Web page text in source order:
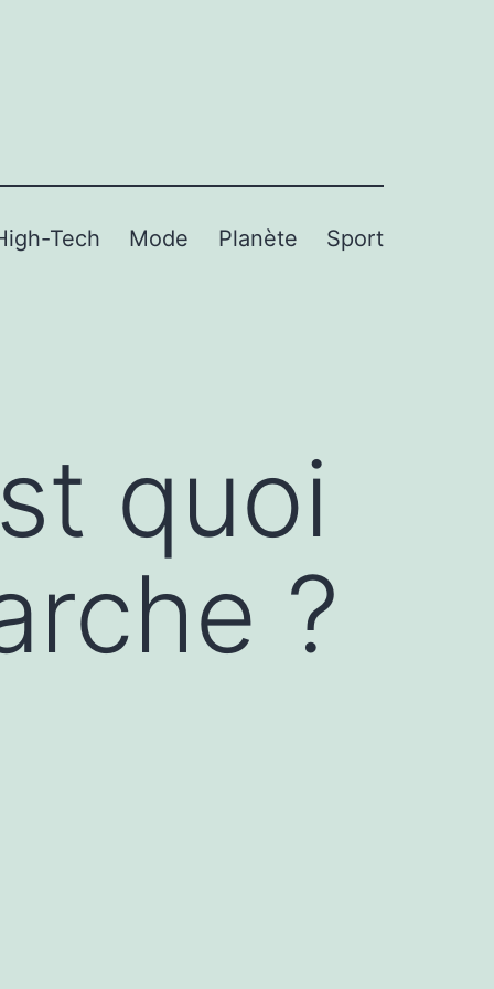
Tech Mode Planète Sport
quoi
?